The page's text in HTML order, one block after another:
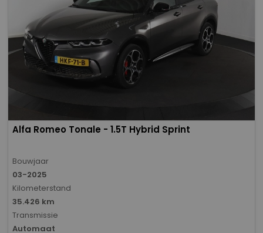
Alfa Romeo Tonale - 1.5T Hybrid Sprint
Bouwjaar
03-2025
Kilometerstand
35.426 km
Transmissie
Automaat